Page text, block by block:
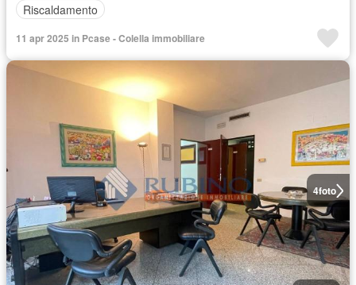
Riscaldamento
11 apr 2025 in Pcase - Colella immobiliare
4foto